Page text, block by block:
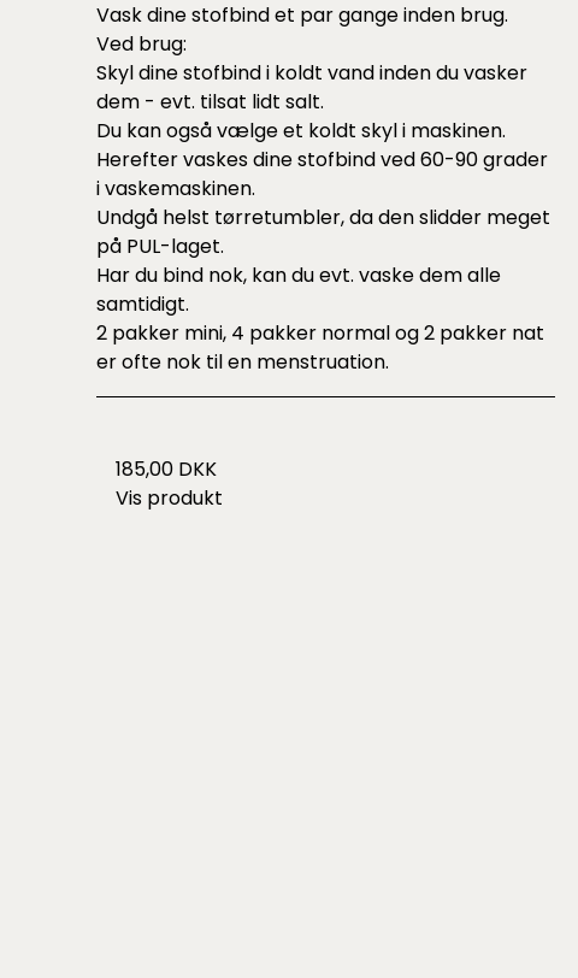
Vask dine stofbind et par gange inden brug.
Ved brug:
Skyl dine stofbind i koldt vand inden du vasker
dem - evt. tilsat lidt salt.
Du kan også vælge et koldt skyl i maskinen.
Herefter vaskes dine stofbind ved 60-90 grader
i vaskemaskinen.
Undgå helst tørretumbler, da den slidder meget
på PUL-laget.
Har du bind nok, kan du evt. vaske dem alle
samtidigt.
2 pakker mini, 4 pakker normal og 2 pakker nat
er ofte nok til en menstruation.
185,00 DKK
Vis produkt